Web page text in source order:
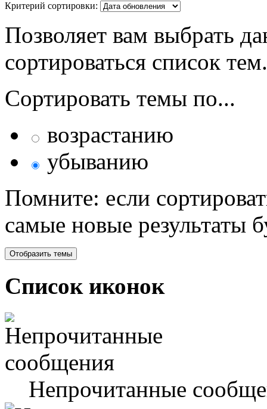
Критерий сортировки:
Позволяет вам выбрать
сортироваться список тем.
Сортировать темы по...
возрастанию
убыванию
Помните: если
самые новые результаты
Список иконок
Непрочитанные